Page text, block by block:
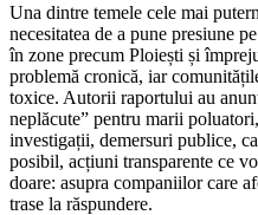
Una dintre temele cele mai
necesitatea de a pune presiune
în zone precum Ploiești și
problemă cronică, iar
toxice. Autorii raportului au
neplăcute” pentru marii
investigații, demersuri publice,
posibil, acțiuni transparente ce
doare: asupra companiilor care
trase la răspundere.